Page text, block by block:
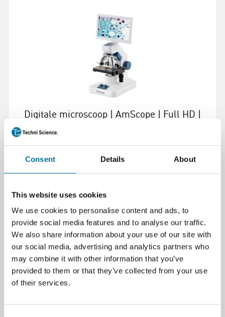
Consent Details About
This website uses cookies
We use cookies to personalise content and ads, to
provide social media features and to analyse our traffic.
We also share information about your use of our site with
our social media, advertising and analytics partners who
may combine it with other information that you’ve
provided to them or that they’ve collected from your use
of their services.
Digitale microscoop | AmScope | Full HD |
€ 320,00 incl. BTW